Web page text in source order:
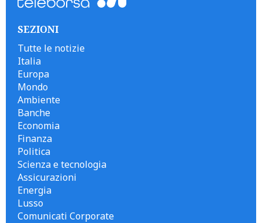
SEZIONI
Tutte le notizie
Italia
Europa
Mondo
Ambiente
Banche
Economia
Finanza
Politica
Scienza e tecnologia
Assicurazioni
Energia
Lusso
Comunicati Corporate